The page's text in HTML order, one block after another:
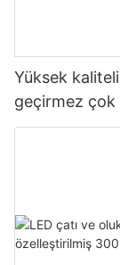
Yüksek
geçirmez çok
sızdırmazlık